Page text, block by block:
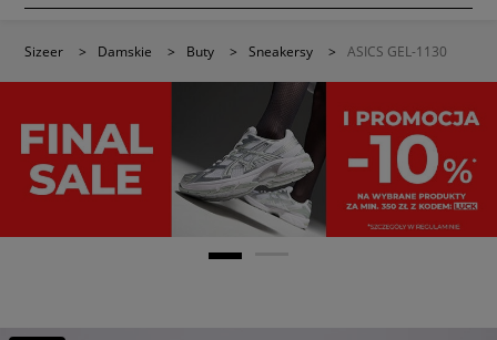
Sizeer > Damskie > Buty > Sneakersy > ASICS GEL-1130